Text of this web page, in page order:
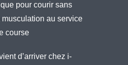
pour courir sans
musculation au service
course
vient d’arriver chez i-